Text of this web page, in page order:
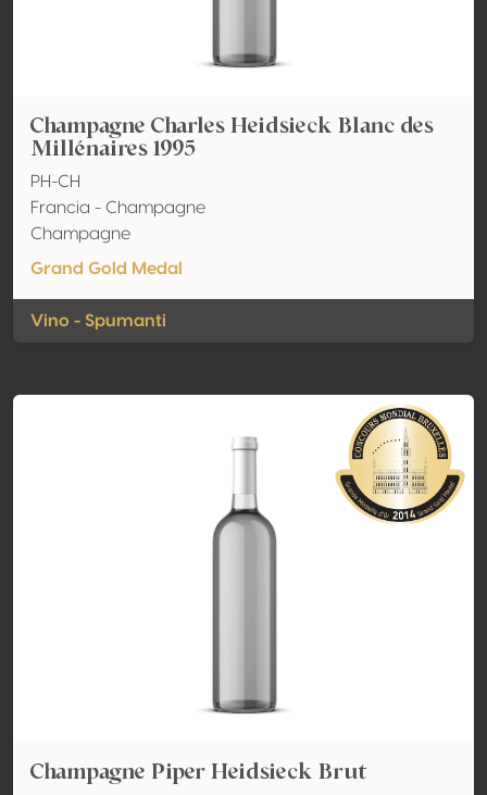
Champagne Charles Heidsieck Blanc des
Millénaires 1995
PH-CH
Francia - Champagne
Champagne
Grand Gold Medal
Vino - Spumanti
Champagne Piper Heidsieck Brut